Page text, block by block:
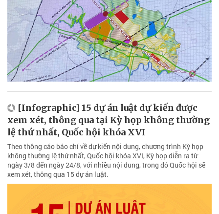
[Infographic] 15 dự án luật dự kiến được
xem xét, thông qua tại Kỳ họp không thường
lệ thứ nhất, Quốc hội khóa XVI
Theo thông cáo báo chí về dự kiến nội dung, chương trình Kỳ họp
không thường lệ thứ nhất, Quốc hội khóa XVI, Kỳ họp diễn ra từ
ngày 3/8 đến ngày 24/8, với nhiều nội dung, trong đó Quốc hội sẽ
xem xét, thông qua 15 dự án luật.